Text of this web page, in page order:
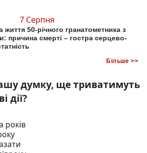
7 Серпня
життя 50-річного гранатометника з
причина смерті – гостра серцево-
Більше >>
думку, ще триватимуть
дії?
років